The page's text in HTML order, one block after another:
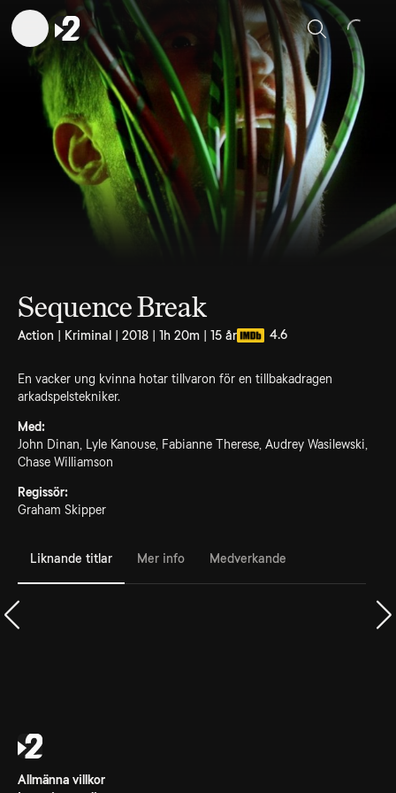
Sök
Sequence Break
Action | Kriminal | 2018 | 1h 20m | 15 år 4.6
En vacker ung kvinna hotar tillvaron för en tillbakadragen
arkadspelstekniker.
Med:
John Dinan, Lyle Kanouse, Fabianne Therese, Audrey Wasilewski,
Chase Williamson
Regissör:
Graham Skipper
Liknande titlar Mer info Medverkande
Allmänna villkor